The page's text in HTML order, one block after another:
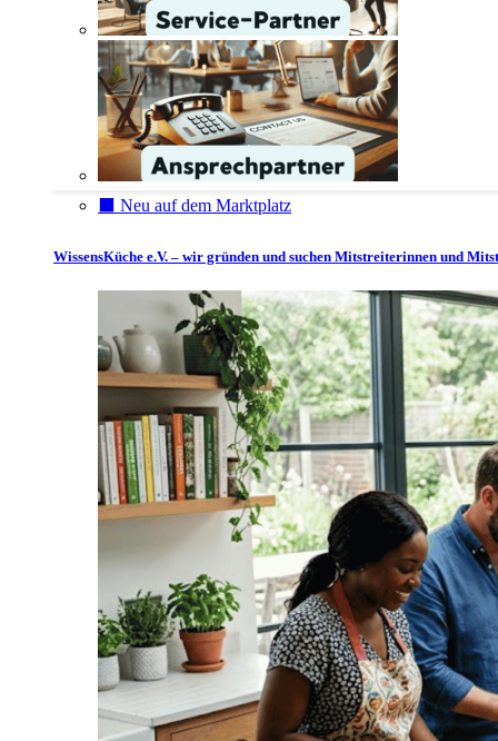
⬛️ Neu auf dem Marktplatz
WissensKüche e.V. – wir gründen und suchen Mitstreiterinnen und